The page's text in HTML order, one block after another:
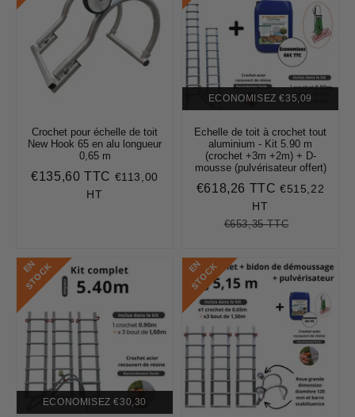
Crochet pour échelle de toit
New Hook 65 en alu longueur
0,65 m
Prix
€135,60 TTC €135,60
€113,00
HT
ECONOMISEZ €35,09
Echelle de toit à crochet tout
aluminium - Kit 5.90 m
(crochet +3m +2m) + D-
mousse (pulvérisateur offert)
Prix
€618,26 TTC €618,26
€515,22
HT
Prix
€653,35 TTC€653,35
E
N
S
T
O
C
K
ECONOMISEZ €30,30
E
N
S
T
O
C
K